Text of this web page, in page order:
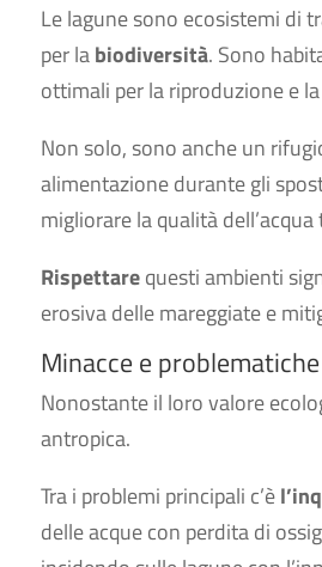
Le lagune sono ecosistemi di
per labiodiversità. Sono
ottimali per la riproduzione e
Non solo, sono anche un
alimentazione durante gli
migliorare la qualità
Rispettarequesti ambienti
erosiva delle mareggiate e
Minacce e
Nonostante il loro valore
antropica.
Tra i problemi principali c’è
delle acque con perdita di